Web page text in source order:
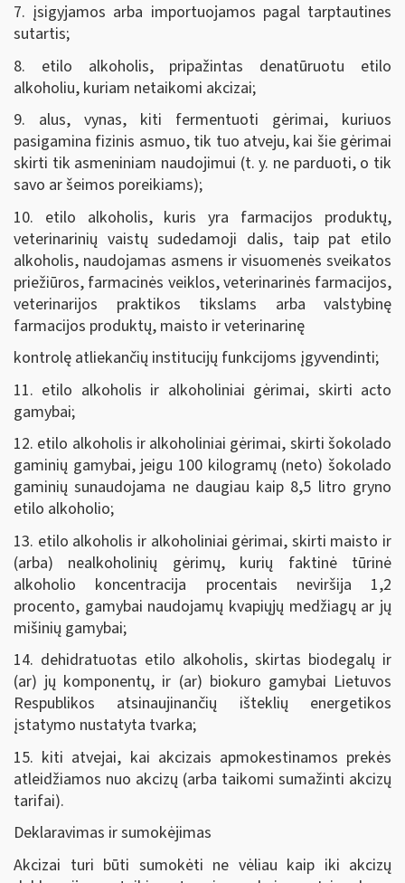
7. įsigyjamos arba importuojamos pagal tarptautines
sutartis;
8. etilo alkoholis, pripažintas denatūruotu etilo
alkoholiu, kuriam netaikomi akcizai;
9. alus, vynas, kiti fermentuoti gėrimai, kuriuos
pasigamina fizinis asmuo, tik tuo atveju, kai šie gėrimai
skirti tik asmeniniam naudojimui (t. y. ne parduoti, o tik
savo ar šeimos poreikiams);
10. etilo alkoholis, kuris yra farmacijos produktų,
veterinarinių vaistų sudedamoji dalis, taip pat etilo
alkoholis, naudojamas asmens ir visuomenės sveikatos
priežiūros, farmacinės veiklos, veterinarinės farmacijos,
veterinarijos praktikos tikslams arba valstybinę
farmacijos produktų, maisto ir veterinarinę
kontrolę atliekančių institucijų funkcijoms įgyvendinti;
11. etilo alkoholis ir alkoholiniai gėrimai, skirti acto
gamybai;
12. etilo alkoholis ir alkoholiniai gėrimai, skirti šokolado
gaminių gamybai, jeigu 100 kilogramų (neto) šokolado
gaminių sunaudojama ne daugiau kaip 8,5 litro gryno
etilo alkoholio;
13. etilo alkoholis ir alkoholiniai gėrimai, skirti maisto ir
(arba) nealkoholinių gėrimų, kurių faktinė tūrinė
alkoholio koncentracija procentais neviršija 1,2
procento, gamybai naudojamų kvapiųjų medžiagų ar jų
mišinių gamybai;
14. dehidratuotas etilo alkoholis, skirtas biodegalų ir
(ar) jų komponentų, ir (ar) biokuro gamybai Lietuvos
Respublikos atsinaujinančių išteklių energetikos
įstatymo nustatyta tvarka;
15. kiti atvejai, kai akcizais apmokestinamos prekės
atleidžiamos nuo akcizų (arba taikomi sumažinti akcizų
tarifai).
Deklaravimas ir sumokėjimas
Akcizai turi būti sumokėti ne vėliau kaip iki akcizų